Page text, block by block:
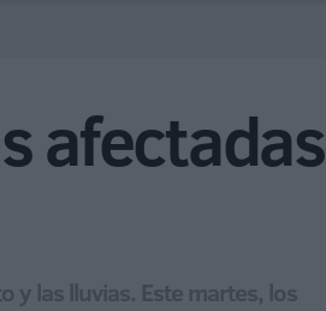
afectadas
y las lluvias. Este martes, los